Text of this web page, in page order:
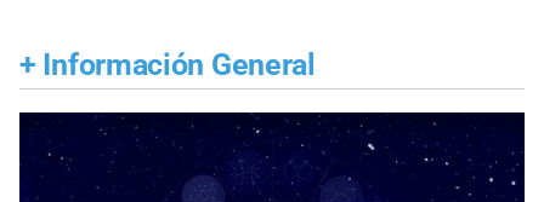
+ Información General